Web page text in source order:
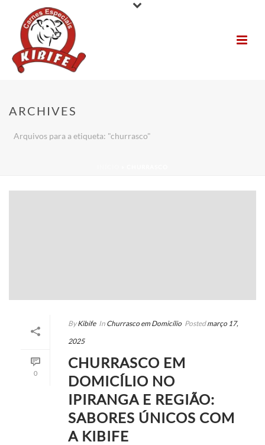
ARCHIVES
Arquivos para a etiqueta: "churrasco"
0
By Kibife In Churrasco em Domicílio Posted março 17,
2025
CHURRASCO EM
DOMICÍLIO NO
IPIRANGA E REGIÃO:
SABORES ÚNICOS COM
A KIBIFE